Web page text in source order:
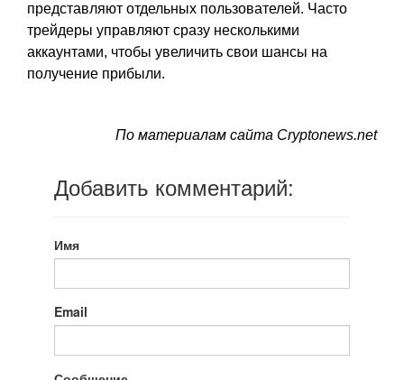
представляют отдельных пользователей. Часто
трейдеры управляют сразу несколькими
аккаунтами, чтобы увеличить свои шансы на
получение прибыли.
По материалам сайта Cryptonews.net
Добавить комментарий:
Имя
Email